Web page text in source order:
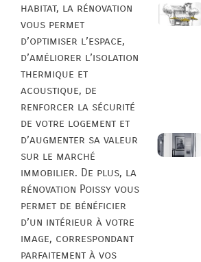
habitat, la rénovation
vous permet
d’optimiser l’espace,
d’améliorer l’isolation
thermique et
acoustique, de
renforcer la sécurité
de votre logement et
d’augmenter sa valeur
sur le marché
immobilier. De plus, la
rénovation Poissy vous
permet de bénéficier
d’un intérieur à votre
image, correspondant
parfaitement à vos